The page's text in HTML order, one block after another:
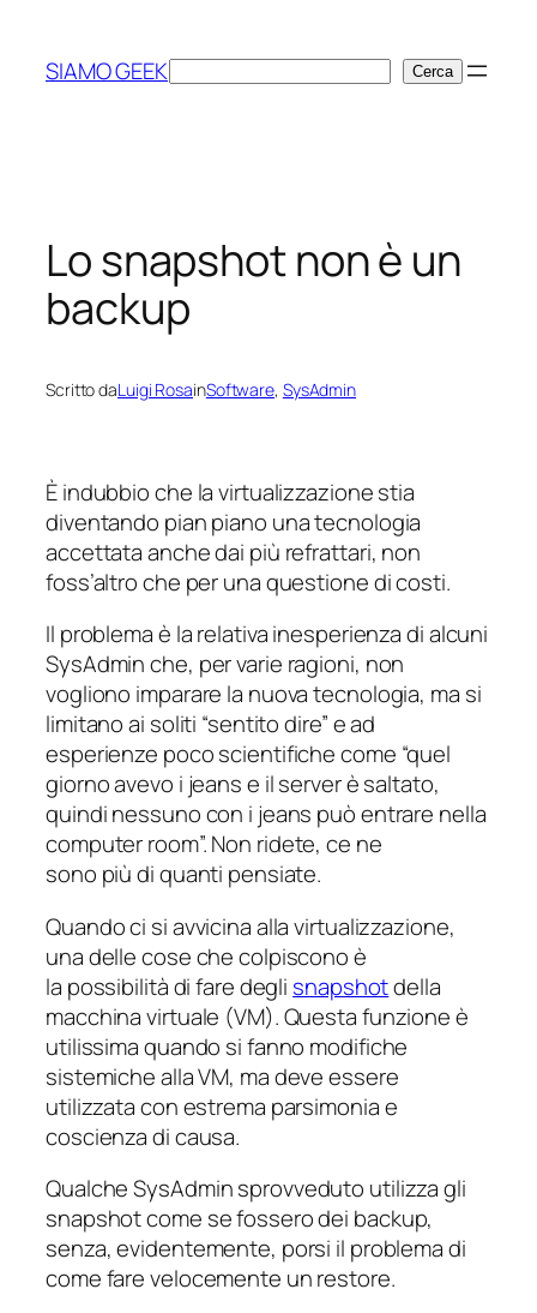
contenuto
SIAMO GEEKCerca Cerca
Lo snapshot non è un
backup
Scritto daLuigi RosainSoftware, SysAdmin
È indubbio che la virtualizzazione stia
diventando pian piano una tecnologia
accettata anche dai più refrattari, non
foss’altro che per una questione di costi.
Il problema è la relativa inesperienza di alcuni
SysAdmin che, per varie ragioni, non
vogliono imparare la nuova tecnologia, ma si
limitano ai soliti “sentito dire” e ad
esperienze poco scientifiche come “quel
giorno avevo i jeans e il server è saltato,
quindi nessuno con i jeans può entrare nella
computer room”. Non ridete, ce ne
sono più di quanti pensiate.
Quando ci si avvicina alla virtualizzazione,
una delle cose che colpiscono è
la possibilità di fare degli snapshotdella
macchina virtuale (VM). Questa funzione è
utilissima quando si fanno modifiche
sistemiche alla VM, ma deve essere
utilizzata con estrema parsimonia e
coscienza di causa.
Qualche SysAdmin sprovveduto utilizza gli
snapshot come se fossero dei backup,
senza, evidentemente, porsi il problema di
come fare velocemente un restore.